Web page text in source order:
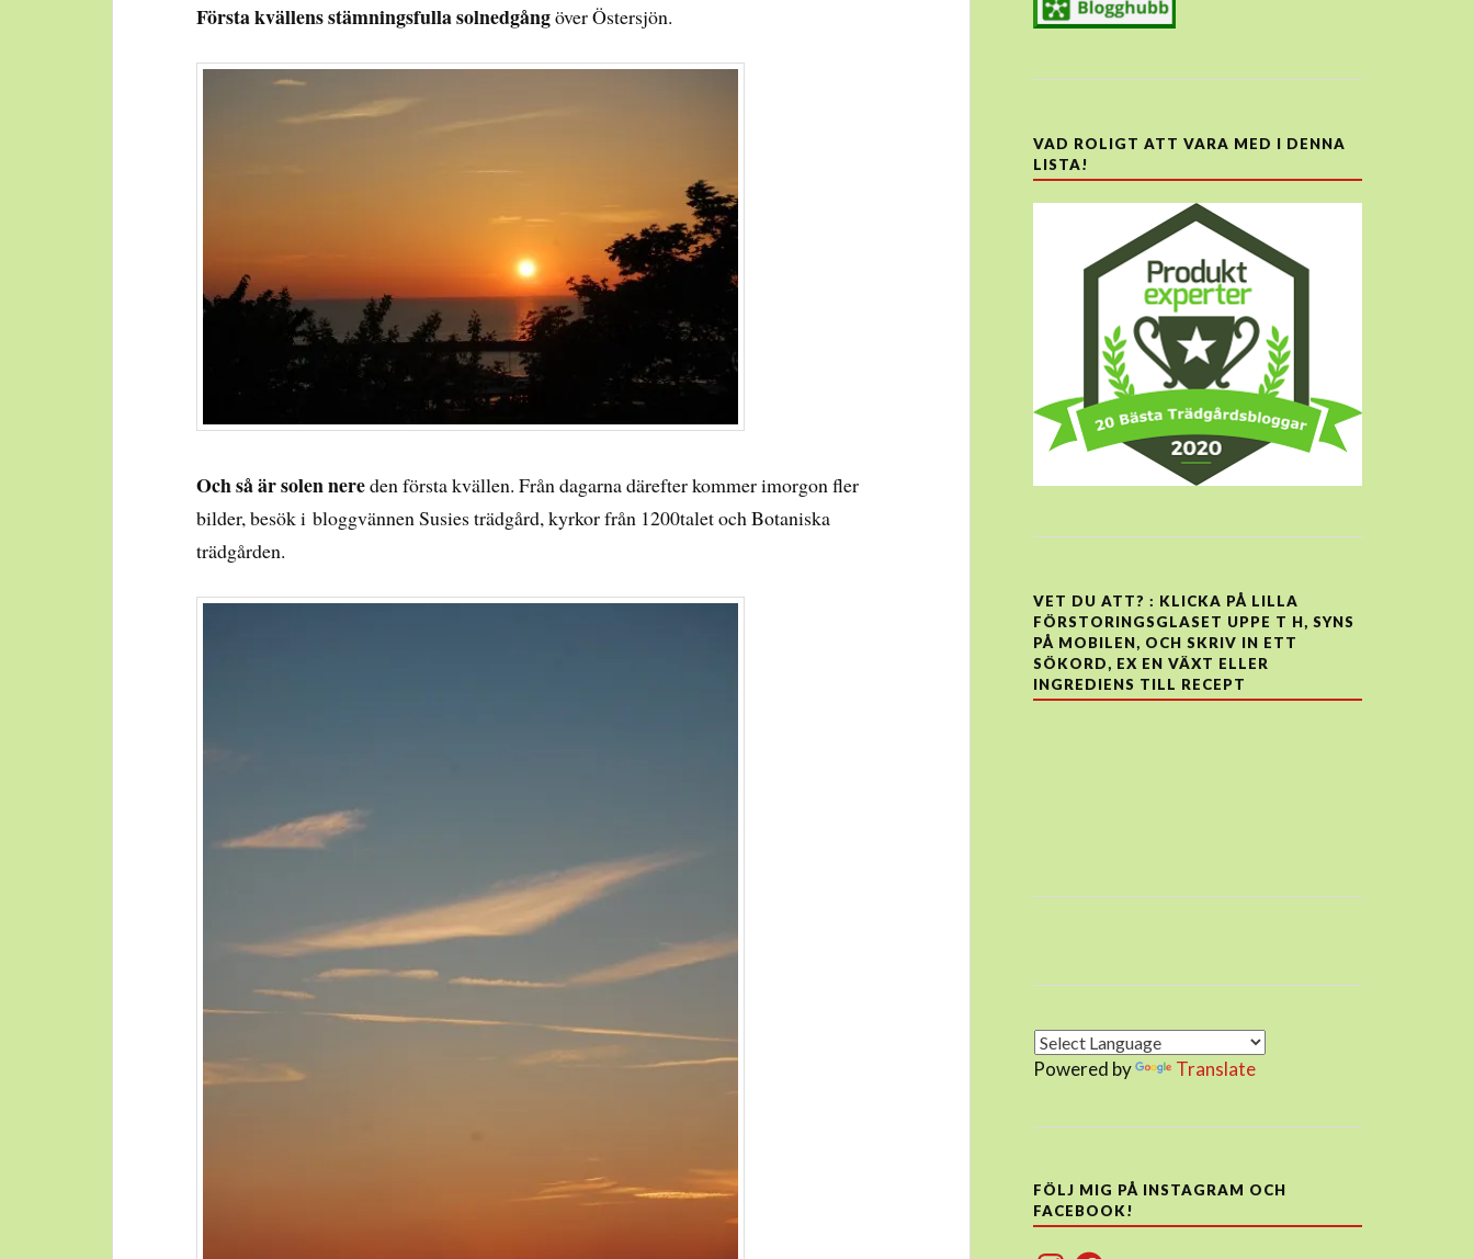
Första kvällens stämningsfulla solnedgångöver Östersjön.
Och så är solen nereden första kvällen. Från dagarna därefter kommer imorgon fler
bilder, besök i bloggvännen Susies trädgård, kyrkor från 1200talet och Botaniska
trädgården.
VAD ROLIGT ATT VARA MED I DENNA
LISTA!
VET DU ATT? : KLICKA PÅ LILLA
FÖRSTORINGSGLASET UPPE T H, SYNS
PÅ MOBILEN, OCH SKRIV IN ETT
SÖKORD, EX EN VÄXT ELLER
INGREDIENS TILL RECEPT
Powered by Translate
FÖLJ MIG PÅ INSTAGRAM OCH
FACEBOOK!